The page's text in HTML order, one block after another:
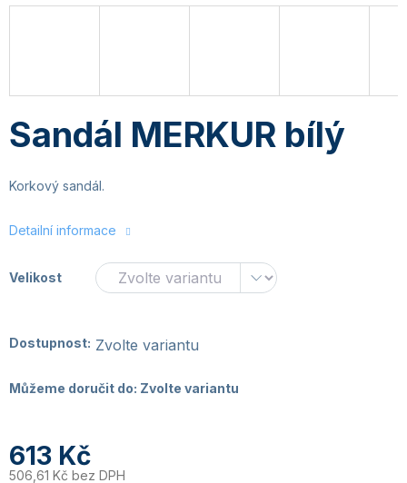
Sandál MERKUR bílý
Korkový sandál.
Detailní informace
Velikost
Dostupnost: Zvolte variantu
Můžeme doručit do: Zvolte variantu
613 Kč
506,61 Kč bez DPH